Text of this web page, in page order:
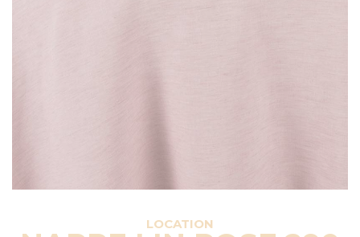
LOCATION